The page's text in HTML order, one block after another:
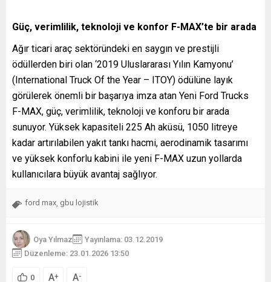
Güç, verimlilik, teknoloji ve konfor F-MAX’te bir arada
Ağır ticari araç sektöründeki en saygın ve prestijli
ödüllerden biri olan ‘2019 Uluslararası Yılın Kamyonu’
(International Truck Of the Year – ITOY) ödülüne layık
görülerek önemli bir başarıya imza atan Yeni Ford Trucks
F-MAX, güç, verimlilik, teknoloji ve konforu bir arada
sunuyor. Yüksek kapasiteli 225 Ah aküsü, 1050 litreye
kadar artırılabilen yakıt tankı hacmi, aerodinamik tasarımı
ve yüksek konforlu kabini ile yeni F-MAX uzun yollarda
kullanıcılara büyük avantaj sağlıyor.
ford max, gbu lojistik
Oya Yılmaz
Yayınlama: 03.12.2019
Düzenleme: 23.01.2026 13:50
0 A+ A-